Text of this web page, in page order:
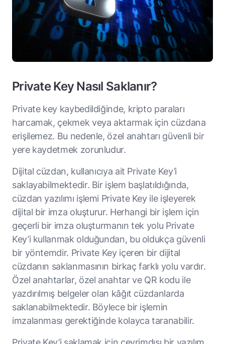
Private Key Nasıl Saklanır?
Private key kaybedildiğinde, kripto paraları
harcamak, çekmek veya aktarmak için cüzdana
erişilemez. Bu nedenle, özel anahtarı güvenli bir
yere kaydetmek zorunludur.
Dijital cüzdan, kullanıcıya ait Private Key’i
saklayabilmektedir. Bir işlem başlatıldığında,
cüzdan yazılımı işlemi Private Key ile işleyerek
dijital bir imza oluşturur. Herhangi bir işlem için
geçerli bir imza oluşturmanın tek yolu Private
Key’i kullanmak olduğundan, bu oldukça güvenli
bir yöntemdir. Private Key içeren bir dijital
cüzdanın saklanmasının birkaç farklı yolu vardır.
Özel anahtarlar, özel anahtar ve QR kodu ile
yazdırılmış belgeler olan kâğıt cüzdanlarda
saklanabilmektedir. Böylece bir işlemin
imzalanması gerektiğinde kolayca taranabilir.